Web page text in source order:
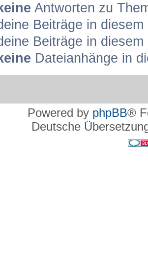
Antworten zu
Beiträge in
Beiträge in
Dateianhänge in
Powered by phpBB®
Deutsche